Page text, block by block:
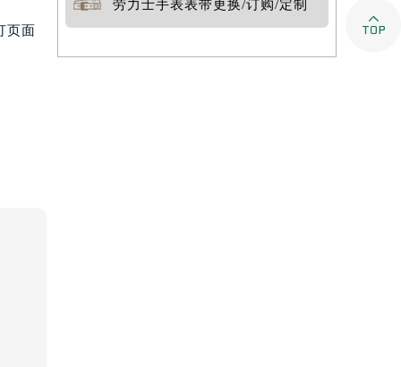
页面
劳力士手表表带更换/订购/定制
